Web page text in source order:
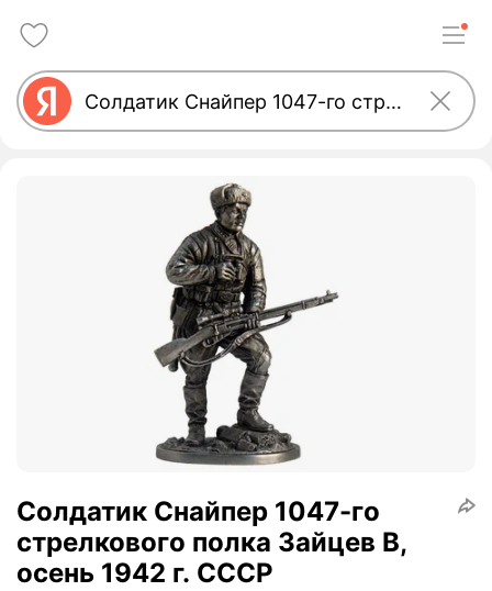
Солдатик Снайпер 1047-го
стрелкового полка Зайцев В,
осень 1942 г. СССР